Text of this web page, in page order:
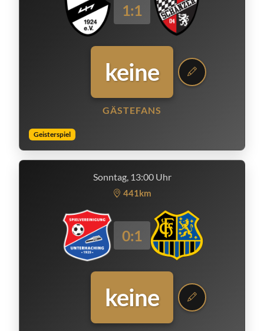
1:1
keine
GÄSTEFANS
Geisterspiel
Sonntag, 13:00 Uhr
441km
0:1
keine